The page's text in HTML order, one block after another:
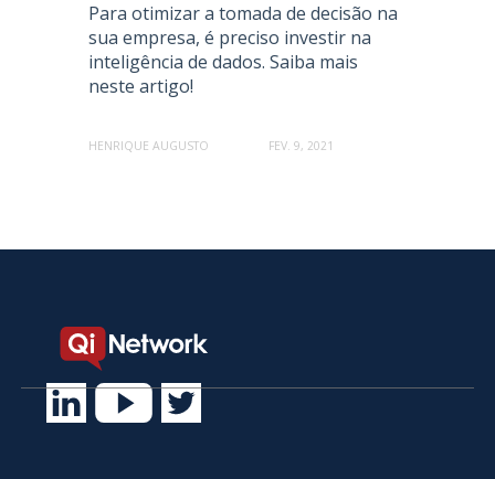
Para otimizar a tomada de decisão na
sua empresa, é preciso investir na
inteligência de dados. Saiba mais
neste artigo!
HENRIQUE AUGUSTO FEV. 9, 2021